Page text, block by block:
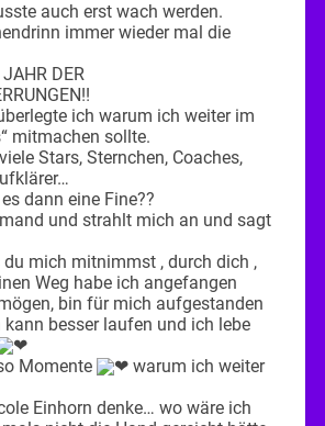
auch erst wach werden.
immer wieder mal die
DER
ich warum ich weiter im
mitmachen sollte.
Stars, Sternchen, Coaches,
dann eine Fine??
und strahlt mich an und sagt
du mich mitnimmst , durch dich ,
Weg habe ich angefangen
bin für mich aufgestanden
besser laufen und ich lebe
Momente
warum ich weiter
Einhorn denke… wo wäre ich